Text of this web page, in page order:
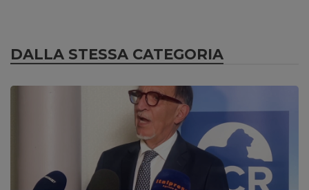
DALLA STESSA CATEGORIA